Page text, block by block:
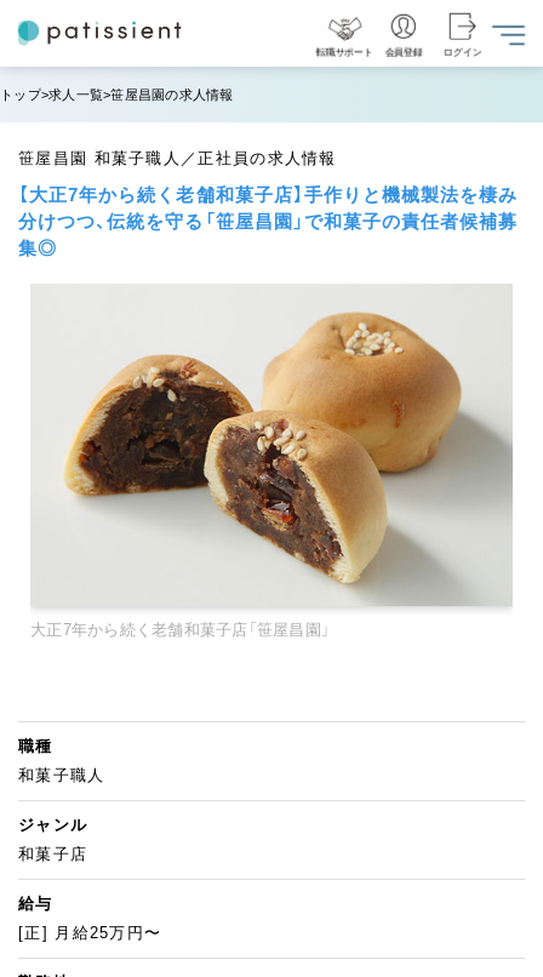
転職サポート 会員登録 ログイン
トップ 求人一覧 笹屋昌園の求人情報
笹屋昌園 和菓子職人／正社員の求人情報
【大正7年から続く老舗和菓子店】手作りと機械製法を棲み
分けつつ、伝統を守る「笹屋昌園」で和菓子の責任者候補募
集◎
大正7年から続く老舗和菓子店「笹屋昌園」
職種
和菓子職人
ジャンル
和菓子店
給与
[正] 月給25万円〜